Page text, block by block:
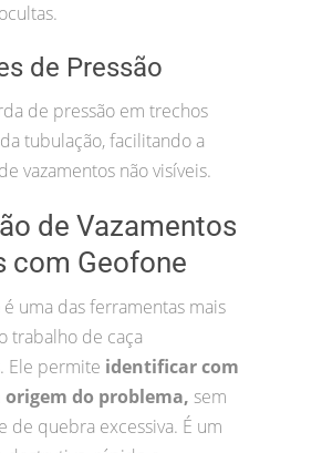
de Pressão
de pressão em trechos
tubulação, facilitando a
vazamentos não visíveis.
de Vazamentos
com Geofone
é uma das ferramentas mais
trabalho de caça
Ele permite identificar com
do problema, sem
de quebra excessiva. É um